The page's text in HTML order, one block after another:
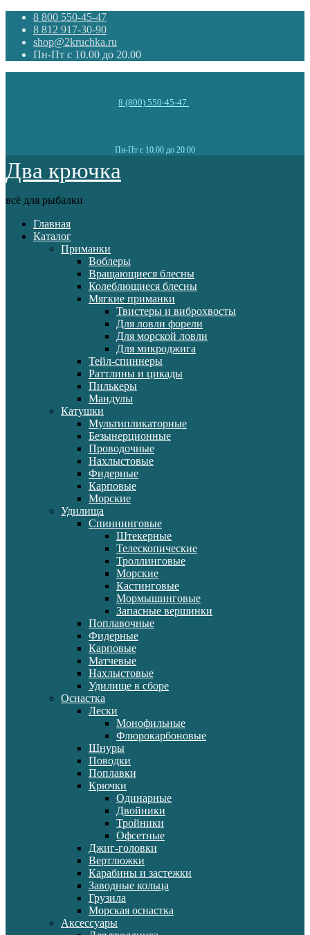
8 800 550-45-47
8 812 917-30-90
shop@2kruchka.ru
Пн-Пт с 10.00 до 20.00
8 (800) 550-45-47
Пн-Пт с 10.00 до 20.00
Два крючка
всё для рыбалки
Главная
Каталог
Приманки
Воблеры
Вращающиеся блесны
Колеблющиеся блесны
Мягкие приманки
Твистеры и виброхвосты
Для ловли форели
Для морской ловли
Для микроджига
Тейл-спиннеры
Раттлины и цикады
Пилькеры
Мандулы
Катушки
Мультипликаторные
Безынерционные
Проводочные
Нахлыстовые
Фидерные
Карповые
Морские
Удилища
Спиннинговые
Штекерные
Телескопические
Троллинговые
Морские
Кастинговые
Мормышинговые
Запасные вершинки
Поплавочные
Фидерные
Карповые
Матчевые
Нахлыстовые
Удилище в сборе
Оснастка
Лески
Монофильные
Флюрокарбоновые
Шнуры
Поводки
Поплавки
Крючки
Одинарные
Двойники
Тройники
Офсетные
Джиг-головки
Вертлюжки
Карабины и застежки
Заводные кольца
Грузила
Морская оснастка
Аксессуары